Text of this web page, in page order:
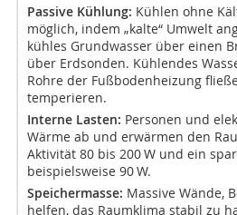
Passive Kühlung: Kühlen ohne
möglich, indem „kalte“ Umwelt
kühles Grundwasser über einen
über Erdsonden. Kühlendes
Rohre der Fußbodenheizung
temperieren.
Interne Lasten: Personen und
Wärme ab und erwärmen den
Aktivität 80 bis 200 W und ein
beispielsweise 90 W.
Speichermasse: Massive Wände,
helfen, das Raumklima stabil zu